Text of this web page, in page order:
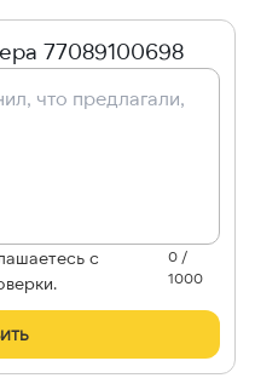
77089100698
с
0 /
1000